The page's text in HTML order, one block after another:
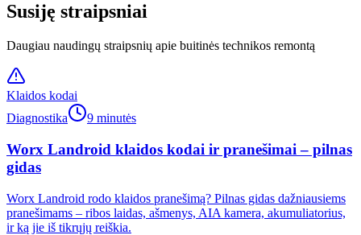
Susiję straipsniai
Daugiau naudingų straipsnių apie buitinės technikos remontą
Klaidos kodai
Diagnostika
9 minutės
Worx Landroid klaidos kodai ir pranešimai – pilnas
gidas
Worx Landroid rodo klaidos pranešimą? Pilnas gidas dažniausiems
pranešimams – ribos laidas, ašmenys, AIA kamera, akumuliatorius,
ir ką jie iš tikrųjų reiškia.